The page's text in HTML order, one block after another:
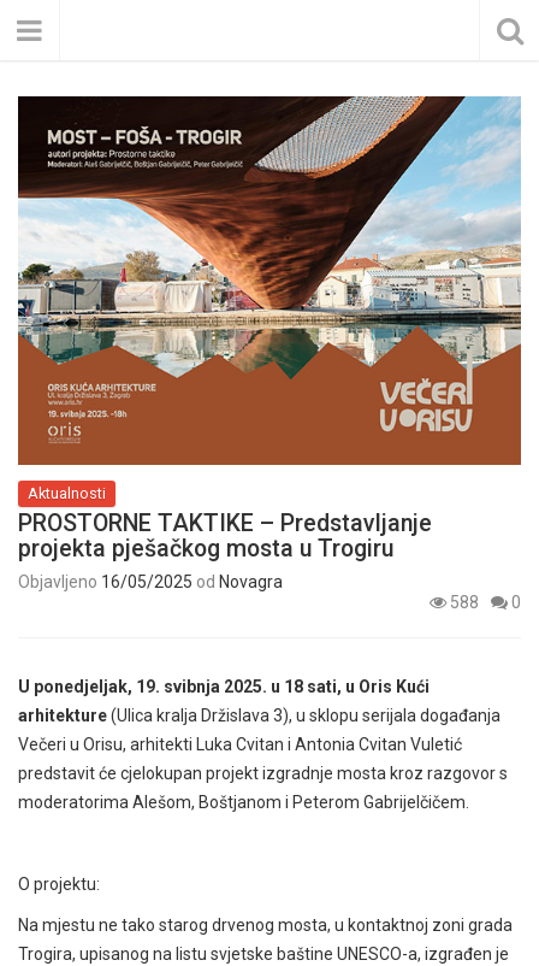
Aktualnosti
PROSTORNE TAKTIKE – Predstavljanje
projekta pješačkog mosta u Trogiru
Objavljeno 16/05/2025 od Novagra
588
0
U ponedjeljak, 19. svibnja 2025. u 18 sati, u Oris Kući
arhitekture(Ulica kralja Držislava 3), u sklopu serijala događanja
Večeri u Orisu, arhitekti Luka Cvitan i Antonia Cvitan Vuletić
predstavit će cjelokupan projekt izgradnje mosta kroz razgovor s
moderatorima Alešom, Boštjanom i Peterom Gabrijelčičem.
O projektu:
Na mjestu ne tako starog drvenog mosta, u kontaktnoj zoni grada
Trogira, upisanog na listu svjetske baštine UNESCO-a, izgrađen je